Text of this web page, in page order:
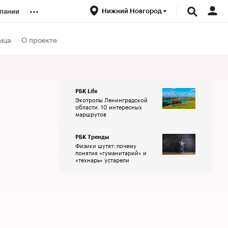
... Нижний Новгород
О проекте
РБК Life
Экотропы Ленинградской
области. 10 интересных
маршрутов
РБК Тренды
Физики шутят: почему
понятия «гуманитарий» и
«технарь» устарели